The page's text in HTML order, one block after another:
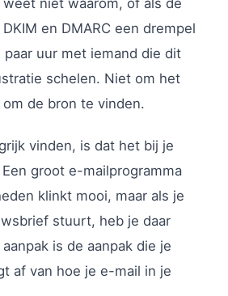
niet waarom, of als de
en DMARC een drempel
uur met iemand die dit
schelen. Niet om het
de bron te vinden.
vinden, is dat het bij je
groot e-mailprogramma
klinkt mooi, maar als je
stuurt, heb je daar
is de aanpak die je
af van hoe je e-mail in je